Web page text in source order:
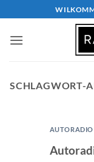
Inhalt
springen
SCHLAGWORT-
AUTORADIO